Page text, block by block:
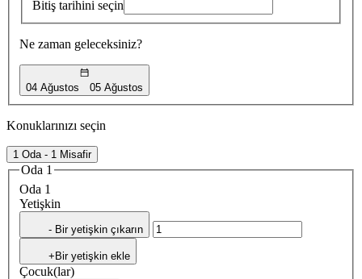
Bitiş tarihini seçin
Ne zaman geleceksiniz?
04 Ağustos 05 Ağustos
Konuklarınızı seçin
1 Oda - 1 Misafir
Oda 1
Oda 1
Yetişkin
- Bir yetişkin çıkarın
+Bir yetişkin ekle
Çocuk(lar)